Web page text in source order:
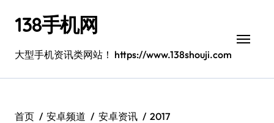
138手机网
大型手机资讯类网站！ https://www.138shouji.com
首页 安卓频道 安卓资讯
2017